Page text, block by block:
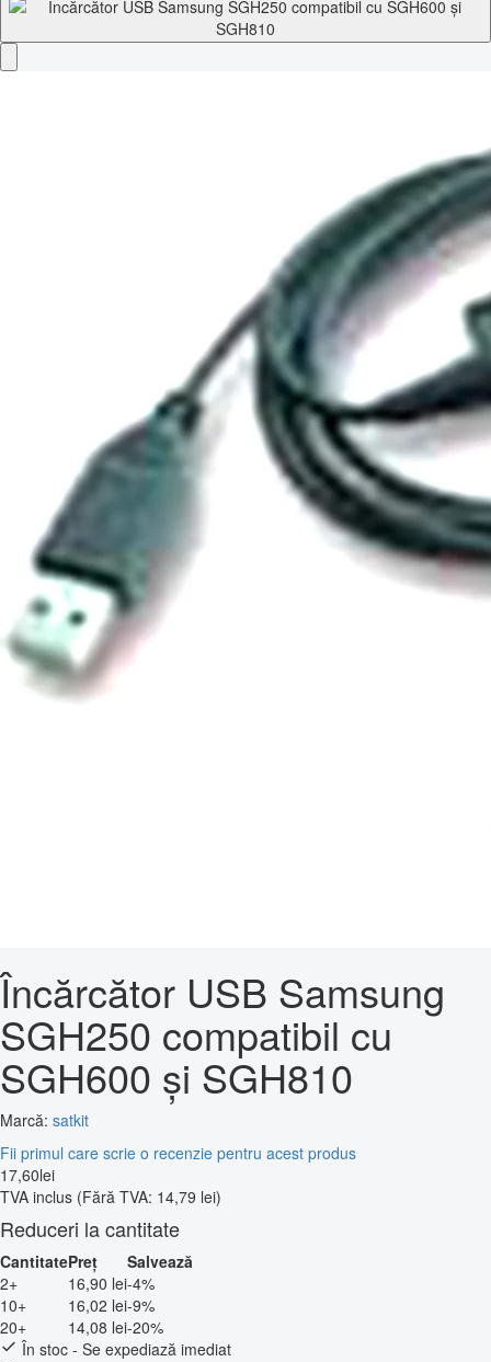
Încărcător USB Samsung
SGH250 compatibil cu
SGH600 și SGH810
Marcă: satkit
Fii primul care scrie o recenzie pentru acest produs
17,60lei
TVA inclus (Fără TVA: 14,79 lei)
Reduceri la cantitate
CantitatePreț
Salvează
2+
16,90 lei-4%
10+
16,02 lei-9%
20+
14,08 lei-20%
În stoc - Se expediază imediat